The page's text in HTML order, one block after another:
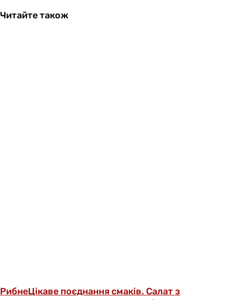
Читайте також
РибнеЦікаве поєднання смаків. Салат з